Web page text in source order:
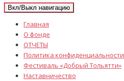
Вкл/Выкл навигацию
Главная
О фонде
ОТЧЕТЫ
Политика конфиденциальности
Фестиваль «Добрый Тольятти»
Наставничество